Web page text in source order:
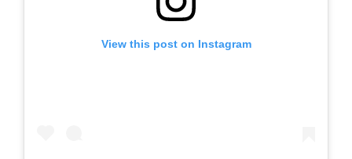
View this post on Instagram